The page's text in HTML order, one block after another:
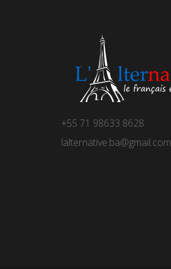
+55 71 98633 8628
lalternative.ba@gmail.com